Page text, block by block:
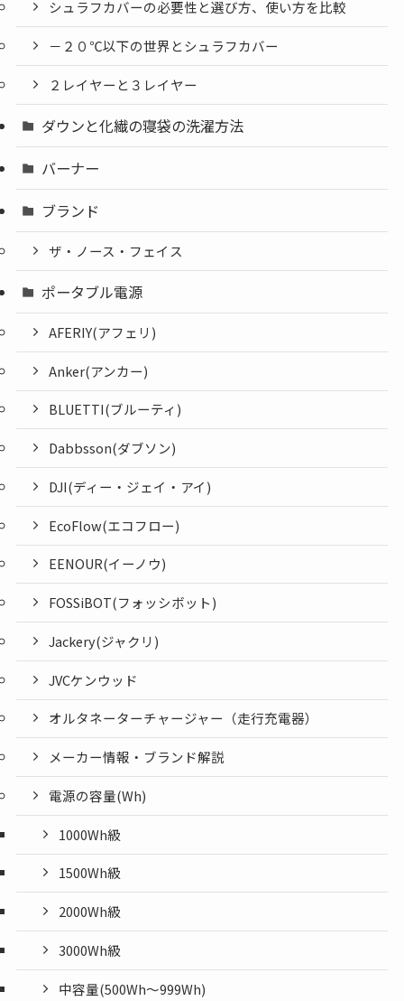
シュラフカバーの必要性と選び方、使い方を比較
－２０℃以下の世界とシュラフカバー
２レイヤーと３レイヤー
ダウンと化繊の寝袋の洗濯方法
バーナー
ブランド
ザ・ノース・フェイス
ポータブル電源
AFERIY(アフェリ)
Anker(アンカー)
BLUETTI(ブルーティ)
Dabbsson(ダブソン)
DJI(ディー・ジェイ・アイ)
EcoFlow(エコフロー)
EENOUR(イーノウ)
FOSSiBOT(フォッシボット)
Jackery(ジャクリ)
JVCケンウッド
オルタネーターチャージャー（走行充電器）
メーカー情報・ブランド解説
電源の容量(Wh)
1000Wh級
1500Wh級
2000Wh級
3000Wh級
中容量(500Wh～999Wh)